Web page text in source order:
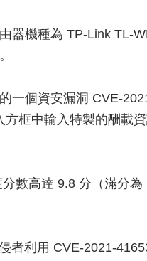
器機種為 TP-Link TL-
一個資安漏洞 CVE-
框中輸入特製的酬載
數高達 9.8 分（滿分
者利用 CVE-2021-